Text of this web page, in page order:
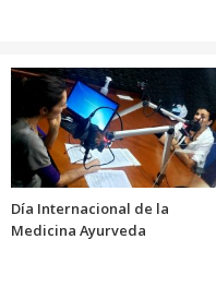
Día Internacional de la
Medicina Ayurveda